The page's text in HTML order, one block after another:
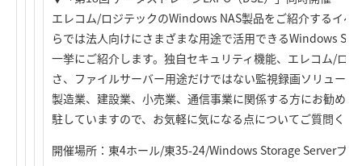
エレコム/ロジテックのWindows NAS製品をご紹介するイベ
らでは法人向けにさまざまな用途で活用できるWindows
一挙にご紹介します。独自セキュリティ機能、エレコム/ロ
さ、ファイルサーバー用途だけではない監視録画ソリュー
製造業、建設業、小売業、通信事業に関係する方にお勧め
駐していますので、お気軽に気になる点についてご質問くだ
開催場所：東4ホール/東35-24/Windows Storage Serverブー